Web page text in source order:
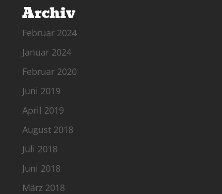
Archiv
Februar 2024
Januar 2024
Februar 2020
Juni 2019
April 2019
August 2018
Juli 2018
Juni 2018
März 2018